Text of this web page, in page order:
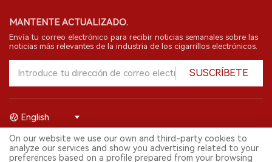
MANTENTE ACTUALIZADO.
Envía tu correo electrónico para recibir noticias semanales sobre las
noticias más relevantes de la industria de los cigarrillos electrónicos.
SUSCRÍBETE
© 2026 Shenzhen 2FIRSTS Technology Co.,Ltd. Todos los derechos
reservados.
English
On our website we use our own and third-party cookies to
analyze our services and show you advertising related to your
preferences based on a profile prepared from your browsing